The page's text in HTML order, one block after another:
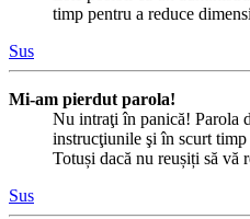
timp pentru a reduce
Sus
Mi-am pierdut parola!
Nu intraţi în panică! Parola
instrucţiunile şi în scurt
Totuși dacă nu reușiți să vă
Sus